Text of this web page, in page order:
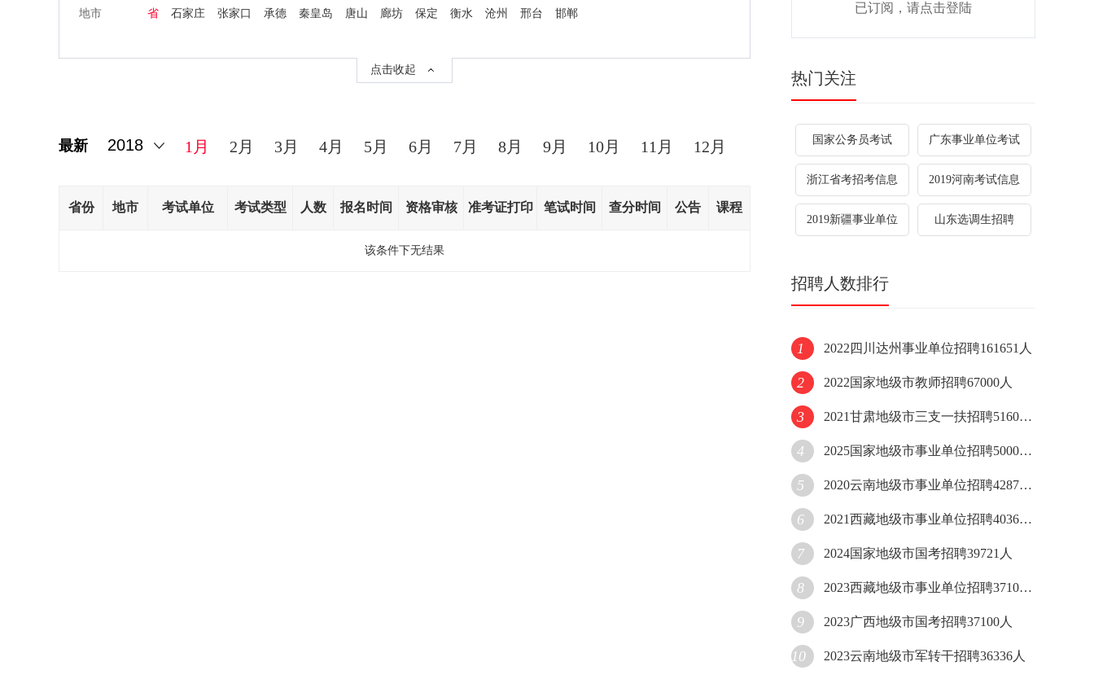
地市 省 石家庄 张家口 承德 秦皇岛 唐山 廊坊 保定 衡水 沧州 邢台 邯郸
点击收起
最新 1月 2月 3月 4月 5月 6月 7月 8月 9月 10月 11月 12月
省份 地市 考试单位 考试类型 人数 报名时间 资格审核 准考证打印 笔试时间 查分时间 公告 课程
该条件下无结果
已订阅，请点击登陆
热门关注
国家公务员考试 广东事业单位考试
浙江省考招考信息 2019河南考试信息
2019新疆事业单位 山东选调生招聘
招聘人数排行
1 2022四川达州事业单位招聘161651人
2 2022国家地级市教师招聘67000人
3 2021甘肃地级市三支一扶招聘51600人
4 2025国家地级市事业单位招聘50000人
5 2020云南地级市事业单位招聘42870人
6 2021西藏地级市事业单位招聘40361人
7 2024国家地级市国考招聘39721人
8 2023西藏地级市事业单位招聘37107人
9 2023广西地级市国考招聘37100人
10 2023云南地级市军转干招聘36336人